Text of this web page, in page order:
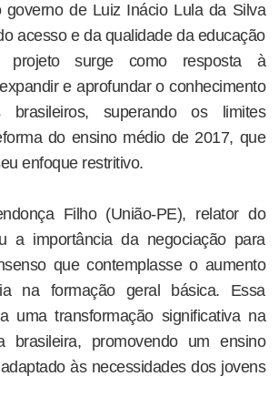
governo de Luiz Inácio Lula da Silva
acesso e da qualidade da educação
surge como resposta à
e aprofundar o conhecimento
brasileiros, superando os limites
do ensino médio de 2017, que
enfoque restritivo.
Filho (União-PE), relator do
a importância da negociação para
que contemplasse o aumento
na formação geral básica. Essa
uma transformação significativa na
brasileira, promovendo um ensino
às necessidades dos jovens